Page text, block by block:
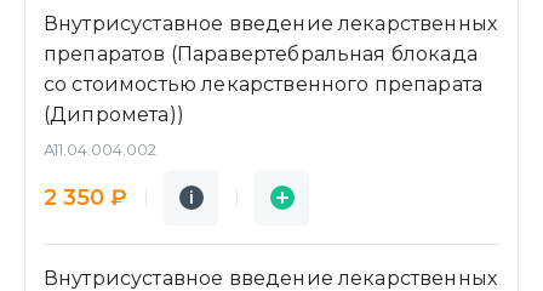
Внутрисуставное введение лекарственных
препаратов (Паравертебральная блокада
со стоимостью лекарственного препарата
(Дипромета))
A11.04.004.002
2 350 ₽ i
Подробнее
i
Заявка
Внутрисуставное введение лекарственных